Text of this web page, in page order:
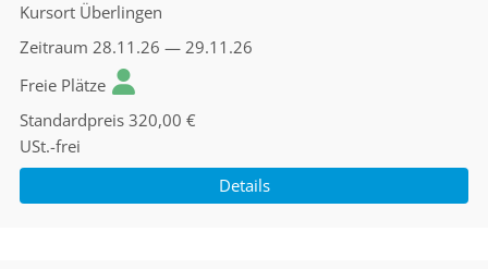
Kursort Überlingen
Zeitraum 28.11.26 — 29.11.26
Freie Plätze
Standardpreis 320,00 €
USt.-frei
Details